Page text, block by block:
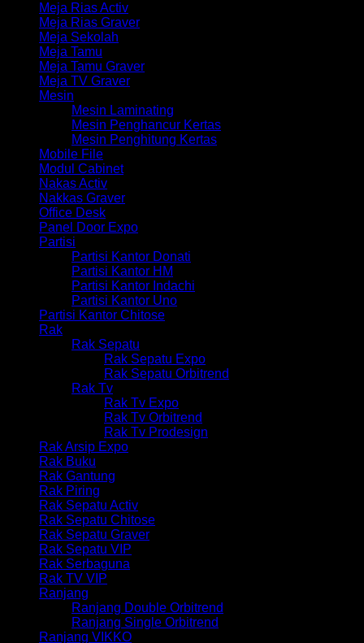
Meja Rias Activ
Meja Rias Graver
Meja Sekolah
Meja Tamu
Meja Tamu Graver
Meja TV Graver
Mesin
Mesin Laminating
Mesin Penghancur Kertas
Mesin Penghitung Kertas
Mobile File
Modul Cabinet
Nakas Activ
Nakkas Graver
Office Desk
Panel Door Expo
Partisi
Partisi Kantor Donati
Partisi Kantor HM
Partisi Kantor Indachi
Partisi Kantor Uno
Partisi Kantor Chitose
Rak
Rak Sepatu
Rak Sepatu Expo
Rak Sepatu Orbitrend
Rak Tv
Rak Tv Expo
Rak Tv Orbitrend
Rak Tv Prodesign
Rak Arsip Expo
Rak Buku
Rak Gantung
Rak Piring
Rak Sepatu Activ
Rak Sepatu Chitose
Rak Sepatu Graver
Rak Sepatu VIP
Rak Serbaguna
Rak TV VIP
Ranjang
Ranjang Double Orbitrend
Ranjang Single Orbitrend
Ranjang VIKKO